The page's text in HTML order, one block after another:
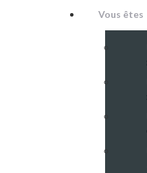
Vous êtes